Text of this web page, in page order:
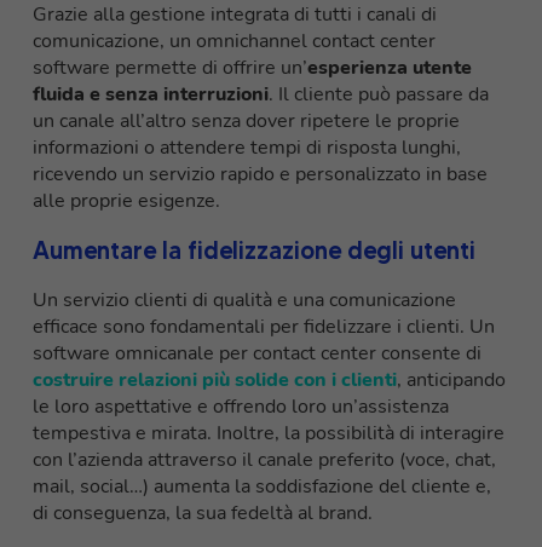
Grazie alla gestione integrata di tutti i canali di
comunicazione, un omnichannel contact center
software permette di offrire un’esperienza utente
fluida e senza interruzioni. Il cliente può passare da
un canale all’altro senza dover ripetere le proprie
informazioni o attendere tempi di risposta lunghi,
ricevendo un servizio rapido e personalizzato in base
alle proprie esigenze.
Aumentare la fidelizzazione degli utenti
Un servizio clienti di qualità e una comunicazione
efficace sono fondamentali per fidelizzare i clienti. Un
software omnicanale per contact center consente di
costruire relazioni più solide con i clienti, anticipando
le loro aspettative e offrendo loro un’assistenza
tempestiva e mirata. Inoltre, la possibilità di interagire
con l’azienda attraverso il canale preferito (voce, chat,
mail, social…) aumenta la soddisfazione del cliente e,
di conseguenza, la sua fedeltà al brand.